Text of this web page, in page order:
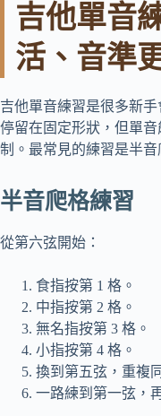
吉他單音
活、音準
吉他單音練習是很多新
停留在固定形狀，但單
制。最常見的練習是半音
半音爬格練習
從第六弦開始：
食指按第 1 格。
中指按第 2 格。
無名指按第 3 格。
小指按第 4 格。
換到第五弦，重複
一路練到第一弦，